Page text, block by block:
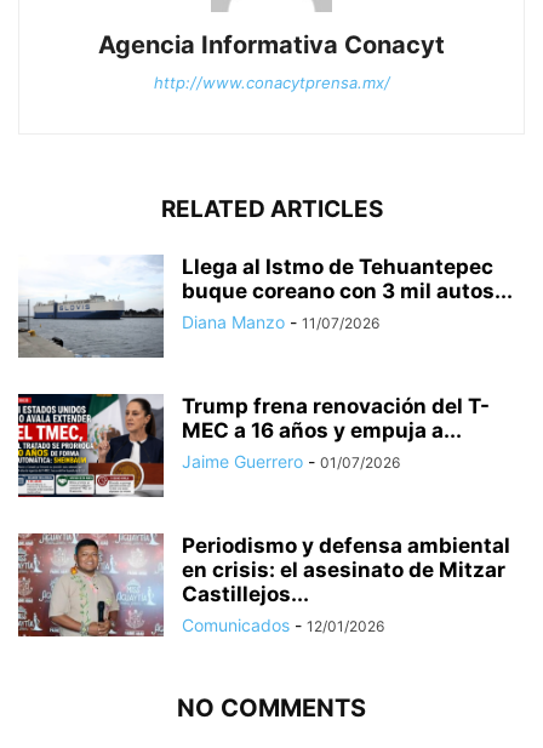
Agencia Informativa Conacyt
http://www.conacytprensa.mx/
RELATED ARTICLES
Llega al Istmo de Tehuantepec
buque coreano con 3 mil autos...
Diana Manzo - 11/07/2026
Trump frena renovación del T-
MEC a 16 años y empuja a...
Jaime Guerrero - 01/07/2026
Periodismo y defensa ambiental
en crisis: el asesinato de Mitzar
Castillejos...
Comunicados - 12/01/2026
NO COMMENTS